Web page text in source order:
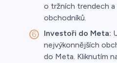
o tržních trendech
obchodníků.
Investoři do Meta:
nejvýkonnějších
do Meta. Kliknutím